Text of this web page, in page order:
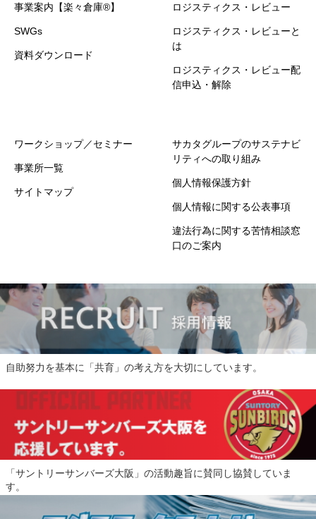
事業案内【楽々倉庫®】
SWGs
資料ダウンロード
ロジスティクス・レビュー
ロジスティクス・レビューと
は
ロジスティクス・レビュー配
信申込・解除
ワークショップ／セミナー
事業所一覧
サイトマップ
サカタグループのサステナビ
リティへの取り組み
個人情報保護方針
個人情報に関する公表事項
違法行為に関する苦情相談窓
口のご案内
自助努力を基本に「共育」の考え方を大切にしています。
「サントリーサンバーズ大阪」の活動趣旨に賛同し協賛していま
す。